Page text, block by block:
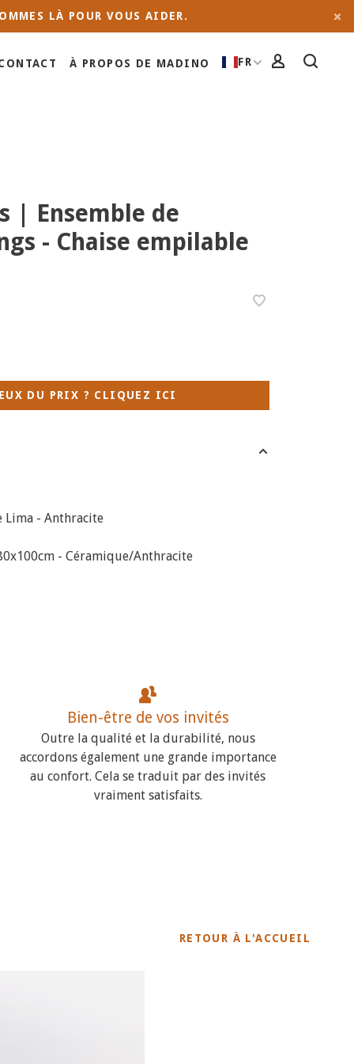
LÀ POUR VOUS AIDER.
À PROPOS DE MADINO FR
| Ensemble de
- Chaise empilable
DU PRIX ? CLIQUEZ ICI
Lima - Anthracite
- Céramique/Anthracite
Bien-être de vos invités
Outre la qualité et la durabilité, nous
accordons également une grande importance
au confort. Cela se traduit par des invités
vraiment satisfaits.
RETOUR À L'ACCUEIL